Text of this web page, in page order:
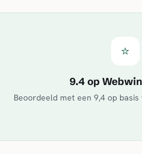
⭐
9.4 op
Beoordeeld met een 9,4op basis